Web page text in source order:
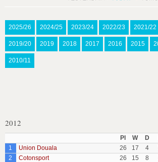
2025/26 2024/25 2023/24 2022/23 2021/22
2019/20 2019 2018 2017 2016 2015
2010/11
2012
Pl W D
1
Union Douala 26 17 4
2
Cotonsport 26 15 8